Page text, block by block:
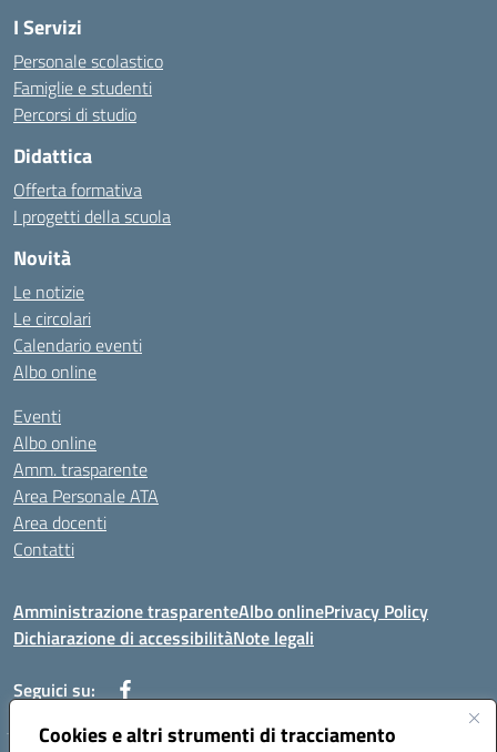
Cookies e altri strumenti di tracciamento
I Servizi
Personale scolastico
Famiglie e studenti
Percorsi di studio
Didattica
Offerta formativa
I progetti della scuola
Novità
Le notizie
Le circolari
Calendario eventi
Albo online
Eventi
Albo online
Amm. trasparente
Area Personale ATA
Area docenti
Contatti
Amministrazione trasparenteAlbo onlinePrivacy Policy
Dichiarazione di accessibilitàNote legali
Seguici su: